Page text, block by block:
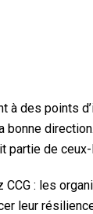
à des points
bonne
partie de ceux-
CCG : les
leur